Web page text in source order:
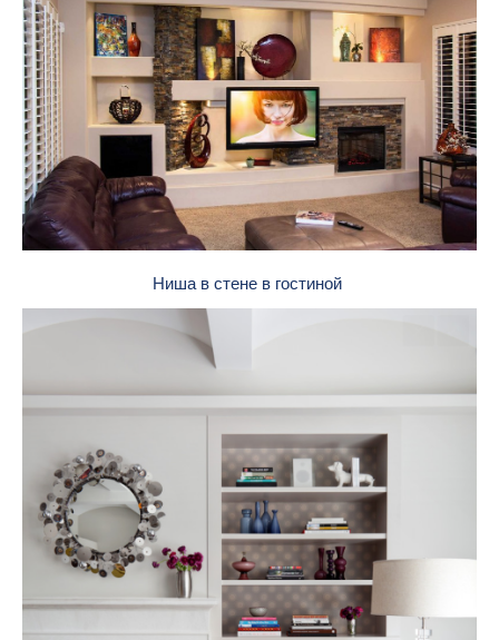
Ниша в стене в гостиной